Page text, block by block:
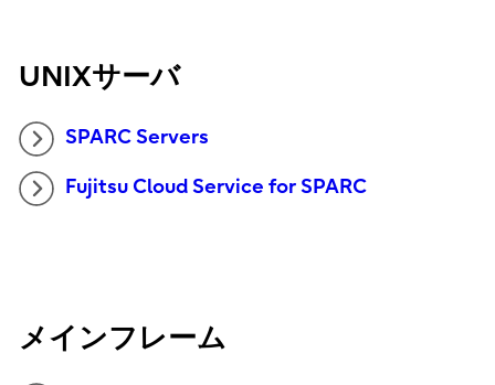
UNIXサーバ
SPARC Servers
Fujitsu Cloud Service for SPARC
メインフレーム